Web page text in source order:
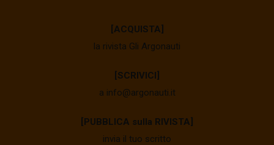
[ACQUISTA]
la rivista Gli Argonauti
[SCRIVICI]
a info@argonauti.it
[PUBBLICA sulla RIVISTA]
invia il tuo scritto